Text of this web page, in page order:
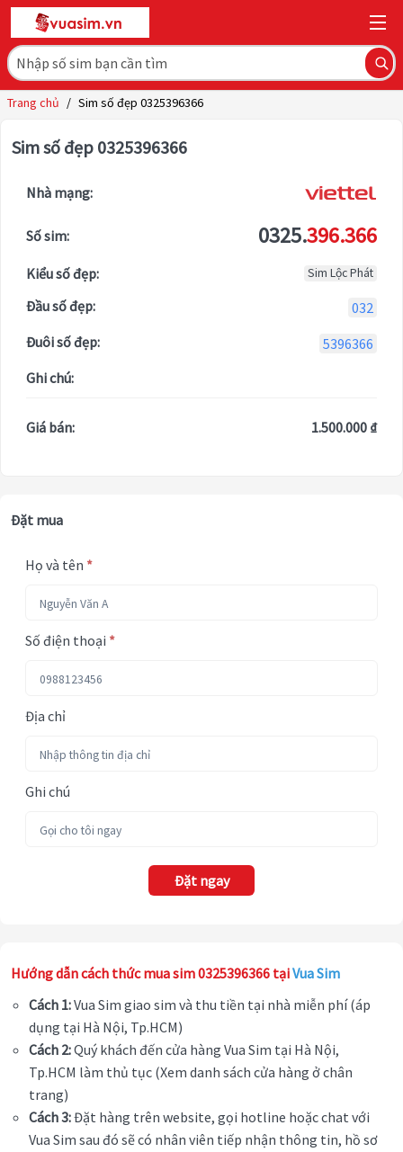
Trang chủ / Sim số đẹp 0325396366
Sim số đẹp 0325396366
Nhà mạng:
Số sim: 0325.396.366
Kiểu số đẹp: Sim Lộc Phát
Đầu số đẹp:
032
Đuôi số đẹp:
5396366
Ghi chú:
Giá bán: 1.500.000 ₫
Đặt mua
Họ và tên *
Số điện thoại *
Địa chỉ
Ghi chú
Đặt ngay
Hướng dẫn cách thức mua sim 0325396366 tạiVua Sim
Cách 1:Vua Sim giao sim và thu tiền tại nhà miễn phí (áp
dụng tại Hà Nội, Tp.HCM)
Cách 2:Quý khách đến cửa hàng Vua Sim tại Hà Nội,
Tp.HCM làm thủ tục (Xem danh sách cửa hàng ở chân
trang)
Cách 3:Đặt hàng trên website, gọi hotline hoặc chat với
Vua Sim sau đó sẽ có nhân viên tiếp nhận thông tin, hồ sơ